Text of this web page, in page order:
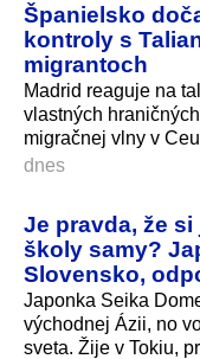
Španielsko
kontroly s
migrantoch
Madrid reaguje na
vlastných
migračnej vlny v
dnes
Je pravda, že
školy samy?
Slovensko,
Japonka Seika
východnej Ázii, no
sveta. Žije v Tokiu,